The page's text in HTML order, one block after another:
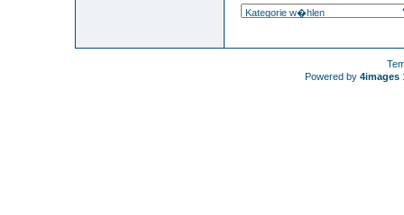
Powered by 4images